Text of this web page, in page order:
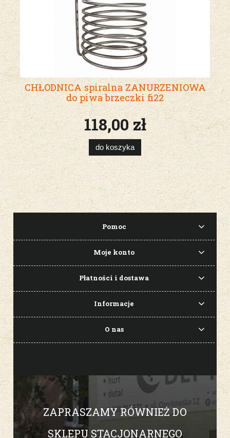
CHŁODNICA spiralna ZANURZENIOWA
do piwa brzeczki fi22
118,00 zł
do koszyka
Pomoc
Moje konto
Płatności i dostawa
Informacje
O nas
ZAPRASZAMY RÓWNIEŻ DO
SKLEPU STACJONARNEGO